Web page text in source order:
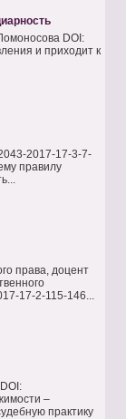
DOI:
и приходит к
2017-17-3-7-
правилу
права, доцент
17-2-115-146...
–
практику